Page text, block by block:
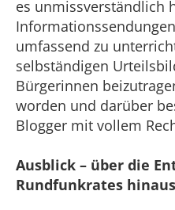
es unmissverständlich
umfassend zu
selbständigen
Bürgerinnen
worden und darüber
Blogger mit vollem
Ausblick – über die
Rundfunkrates hinaus